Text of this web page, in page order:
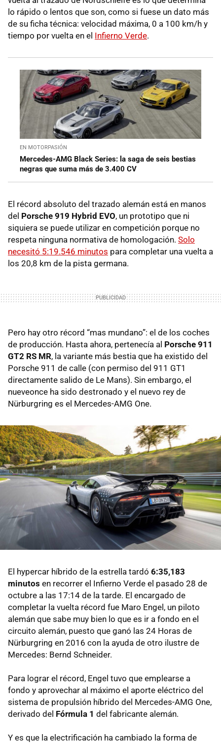
lo rápido o lentos que son, como si fuese un dato más
de su ficha técnica: velocidad máxima, 0 a 100 km/h y
tiempo por vuelta en el Infierno Verde.
EN MOTORPASIÓN
Mercedes-AMG Black Series: la saga de seis bestias
negras que suma más de 3.400 CV
El récord absoluto del trazado alemán está en manos
del Porsche 919 Hybrid EVO, un prototipo que ni
siquiera se puede utilizar en competición porque no
respeta ninguna normativa de homologación. Solo
necesitó 5:19.546 minutos para completar una vuelta a
los 20,8 km de la pista germana.
Pero hay otro récord “mas mundano”: el de los coches
de producción. Hasta ahora, pertenecía al Porsche 911
GT2 RS MR, la variante más bestia que ha existido del
Porsche 911 de calle (con permiso del 911 GT1
directamente salido de Le Mans). Sin embargo, el
nueveonce ha sido destronado y el nuevo rey de
Nürburgring es el Mercedes-AMG One.
El hypercar híbrido de la estrella tardó 6:35,183
minutos en recorrer el Infierno Verde el pasado 28 de
octubre a las 17:14 de la tarde. El encargado de
completar la vuelta récord fue Maro Engel, un piloto
alemán que sabe muy bien lo que es ir a fondo en el
circuito alemán, puesto que ganó las 24 Horas de
Nürburgring en 2016 con la ayuda de otro ilustre de
Mercedes: Bernd Schneider.
Para lograr el récord, Engel tuvo que emplearse a
fondo y aprovechar al máximo el aporte eléctrico del
sistema de propulsión híbrido del Mercedes-AMG One,
derivado del Fórmula 1 del fabricante alemán.
Y es que la electrificación ha cambiado la forma de